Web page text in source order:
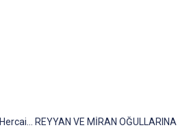
Hercai... REYYAN VE MİRAN OĞULLARINA